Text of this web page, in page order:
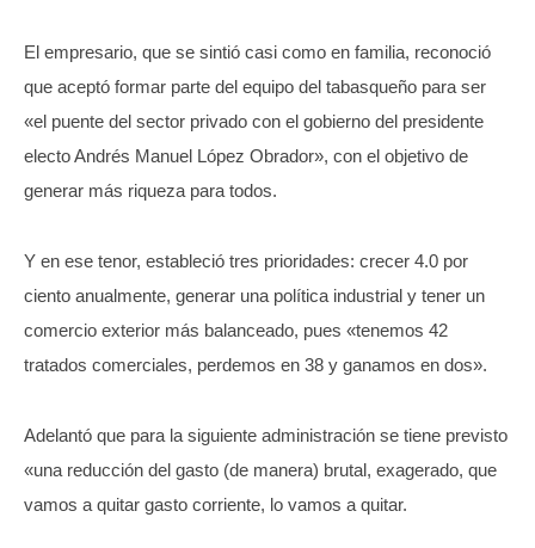
El empresario, que se sintió casi como en familia, reconoció
que aceptó formar parte del equipo del tabasqueño para ser
«el puente del sector privado con el gobierno del presidente
electo Andrés Manuel López Obrador», con el objetivo de
generar más riqueza para todos.
Y en ese tenor, estableció tres prioridades: crecer 4.0 por
ciento anualmente, generar una política industrial y tener un
comercio exterior más balanceado, pues «tenemos 42
tratados comerciales, perdemos en 38 y ganamos en dos».
Adelantó que para la siguiente administración se tiene previsto
«una reducción del gasto (de manera) brutal, exagerado, que
vamos a quitar gasto corriente, lo vamos a quitar.